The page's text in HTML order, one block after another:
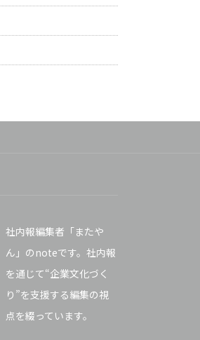
社内報編集者「またや
ん」のnoteです。社内報
を通じて“企業文化づく
り”を支援する編集の視
点を綴っています。